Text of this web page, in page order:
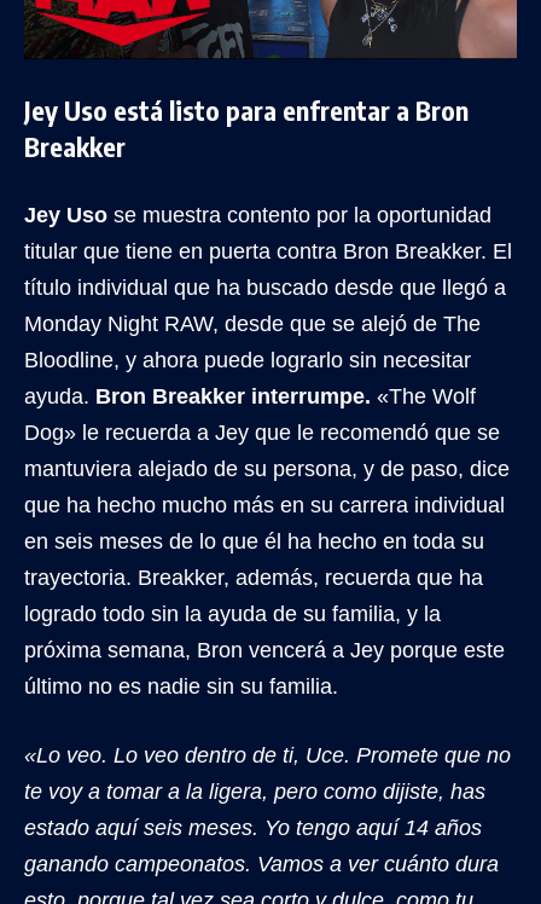
Jey Uso está listo para enfrentar a Bron
Breakker
Jey Uso se muestra contento por la oportunidad
titular que tiene en puerta contra Bron Breakker. El
título individual que ha buscado desde que llegó a
Monday Night RAW, desde que se alejó de The
Bloodline, y ahora puede lograrlo sin necesitar
ayuda. Bron Breakker interrumpe. «The Wolf
Dog» le recuerda a Jey que le recomendó que se
mantuviera alejado de su persona, y de paso, dice
que ha hecho mucho más en su carrera individual
en seis meses de lo que él ha hecho en toda su
trayectoria. Breakker, además, recuerda que ha
logrado todo sin la ayuda de su familia, y la
próxima semana, Bron vencerá a Jey porque este
último no es nadie sin su familia.
«Lo veo. Lo veo dentro de ti, Uce. Promete que no
te voy a tomar a la ligera, pero como dijiste, has
estado aquí seis meses. Yo tengo aquí 14 años
ganando campeonatos. Vamos a ver cuánto dura